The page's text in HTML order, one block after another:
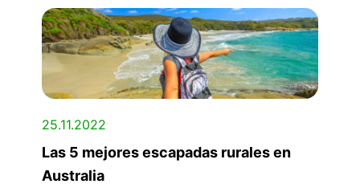
25.11.2022
Las 5 mejores escapadas rurales en
Australia